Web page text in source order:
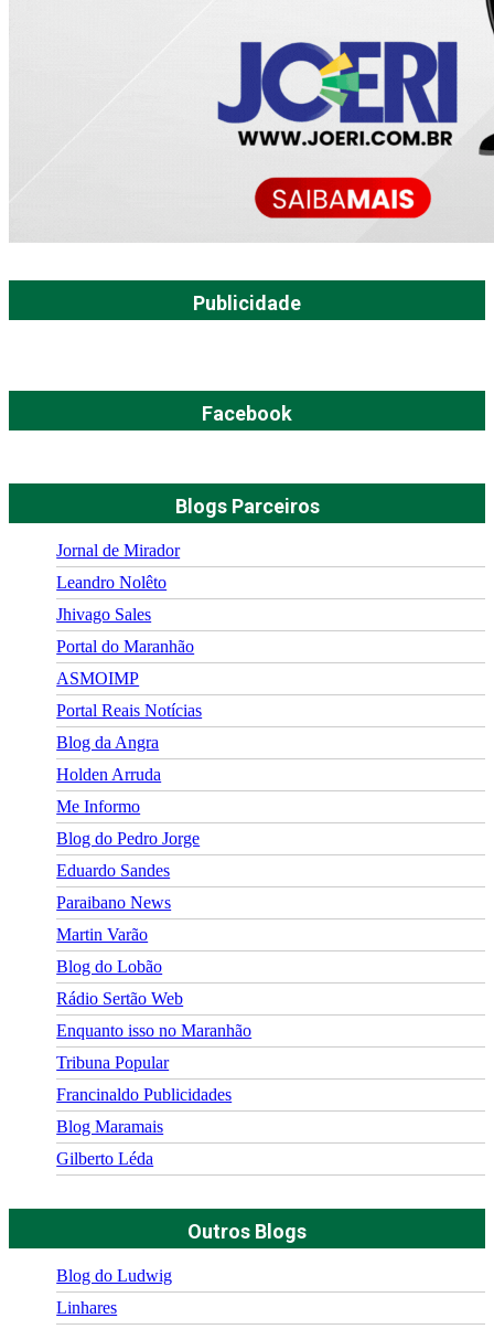
Publicidade
Facebook
Blogs Parceiros
Jornal de Mirador
Leandro Nolêto
Jhivago Sales
Portal do Maranhão
ASMOIMP
Portal Reais Notí­cias
Blog da Angra
Holden Arruda
Me Informo
Blog do Pedro Jorge
Eduardo Sandes
Paraibano News
Martin Varão
Blog do Lobão
Rádio Sertão Web
Enquanto isso no Maranhão
Tribuna Popular
Francinaldo Publicidades
Blog Maramais
Gilberto Léda
Outros Blogs
Blog do Ludwig
Linhares